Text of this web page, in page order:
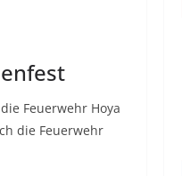
Feuerwehr Hoya
die Feuerwehr